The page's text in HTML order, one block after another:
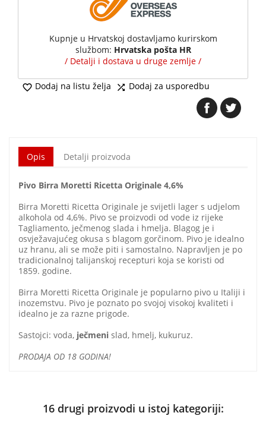
Kupnje u Hrvatskoj dostavljamo kurirskom
službom: Hrvatska pošta HR
/ Detalji i dostava u druge zemlje /
 Dodaj na listu želja  Dodaj za usporedbu
Opis Detalji proizvoda
Pivo Birra Moretti Ricetta Originale 4,6%
Birra Moretti Ricetta Originale je svijetli lager s udjelom
alkohola od 4,6%. Pivo se proizvodi od vode iz rijeke
Tagliamento, ječmenog slada i hmelja. Blagog je i
osvježavajućeg okusa s blagom gorčinom. Pivo je idealno
uz hranu, ali se može piti i samostalno. Napravljen je po
tradicionalnoj talijanskoj recepturi koja se koristi od
1859. godine.
Birra Moretti Ricetta Originale je popularno pivo u Italiji i
inozemstvu. Pivo je poznato po svojoj visokoj kvaliteti i
idealno je za razne prigode.
Sastojci: voda, ječmeni slad, hmelj, kukuruz.
PRODAJA OD 18 GODINA!
16 drugi proizvodi u istoj kategoriji: